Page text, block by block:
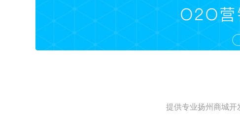
提供专业扬州商城开